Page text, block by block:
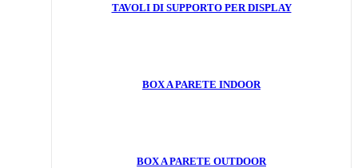
TAVOLI DI SUPPORTO PER DISPLAY
BOX A PARETE INDOOR
BOX A PARETE OUTDOOR